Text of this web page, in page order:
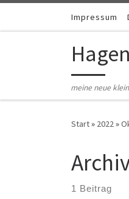
Zum Inhalt springenImpressum
meine neue
Start» 2022»
1 Beitrag